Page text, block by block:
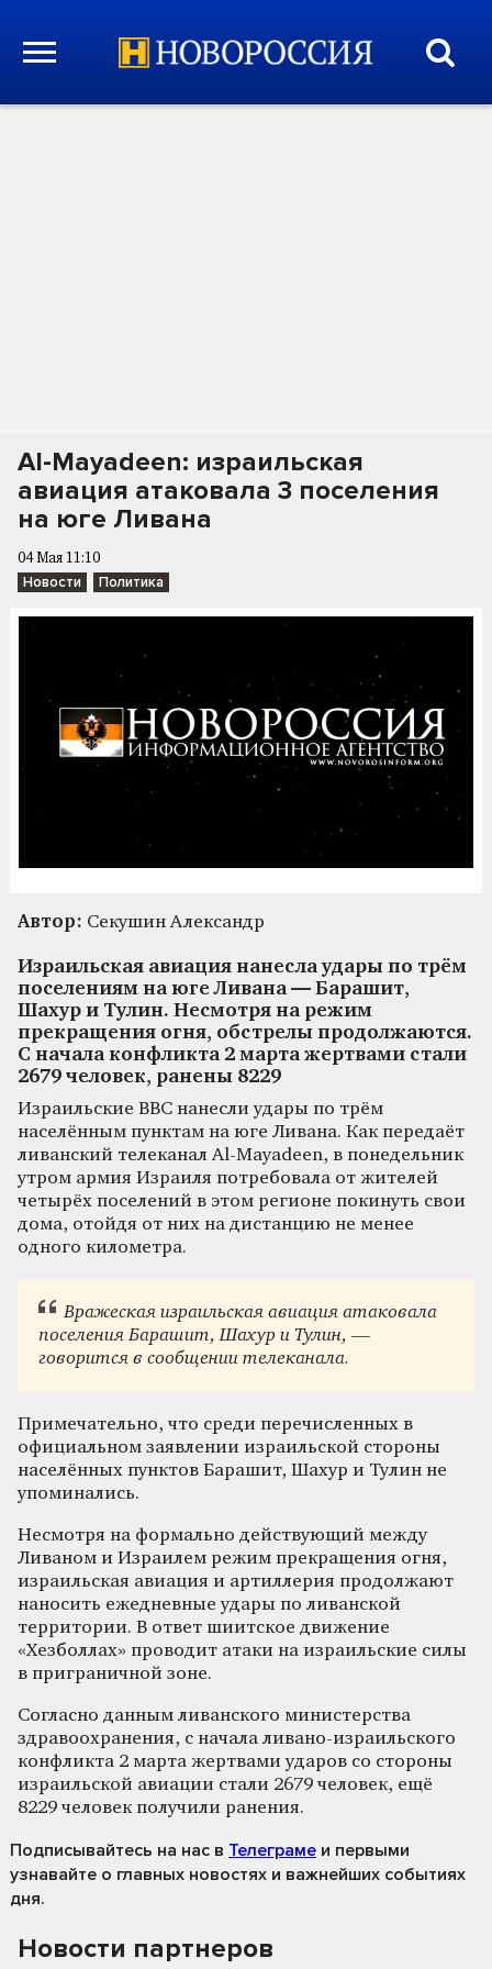
Al-Mayadeen: израильская
авиация атаковала 3 поселения
на юге Ливана
04 Мая 11:10
Новости Политика
Автор: Секушин Александр
Израильская авиация нанесла удары по трём
поселениям на юге Ливана — Барашит,
Шахур и Тулин. Несмотря на режим
прекращения огня, обстрелы продолжаются.
С начала конфликта 2 марта жертвами стали
2679 человек, ранены 8229
Израильские ВВС нанесли удары по трём
населённым пунктам на юге Ливана. Как передаёт
ливанский телеканал Al-Mayadeen, в понедельник
утром армия Израиля потребовала от жителей
четырёх поселений в этом регионе покинуть свои
дома, отойдя от них на дистанцию не менее
одного километра.
Вражеская израильская авиация атаковала
поселения Барашит, Шахур и Тулин, —
говорится в сообщении телеканала.
Примечательно, что среди перечисленных в
официальном заявлении израильской стороны
населённых пунктов Барашит, Шахур и Тулин не
упоминались.
Несмотря на формально действующий между
Ливаном и Израилем режим прекращения огня,
израильская авиация и артиллерия продолжают
наносить ежедневные удары по ливанской
территории. В ответ шиитское движение
«Хезболлах» проводит атаки на израильские силы
в приграничной зоне.
Согласно данным ливанского министерства
здравоохранения, с начала ливано-израильского
конфликта 2 марта жертвами ударов со стороны
израильской авиации стали 2679 человек, ещё
8229 человек получили ранения.
Подписывайтесь на нас в Телеграме и первыми
узнавайте о главных новостях и важнейших событиях
дня.
Новости партнеров